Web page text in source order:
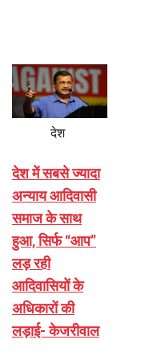
देश
देश में सबसे ज्यादा
अन्याय आदिवासी
समाज के साथ
हुआ, सिर्फ ‘‘आप’’
लड़ रही
आदिवासियों के
अधिकारों की
लड़ाई- केजरीवाल